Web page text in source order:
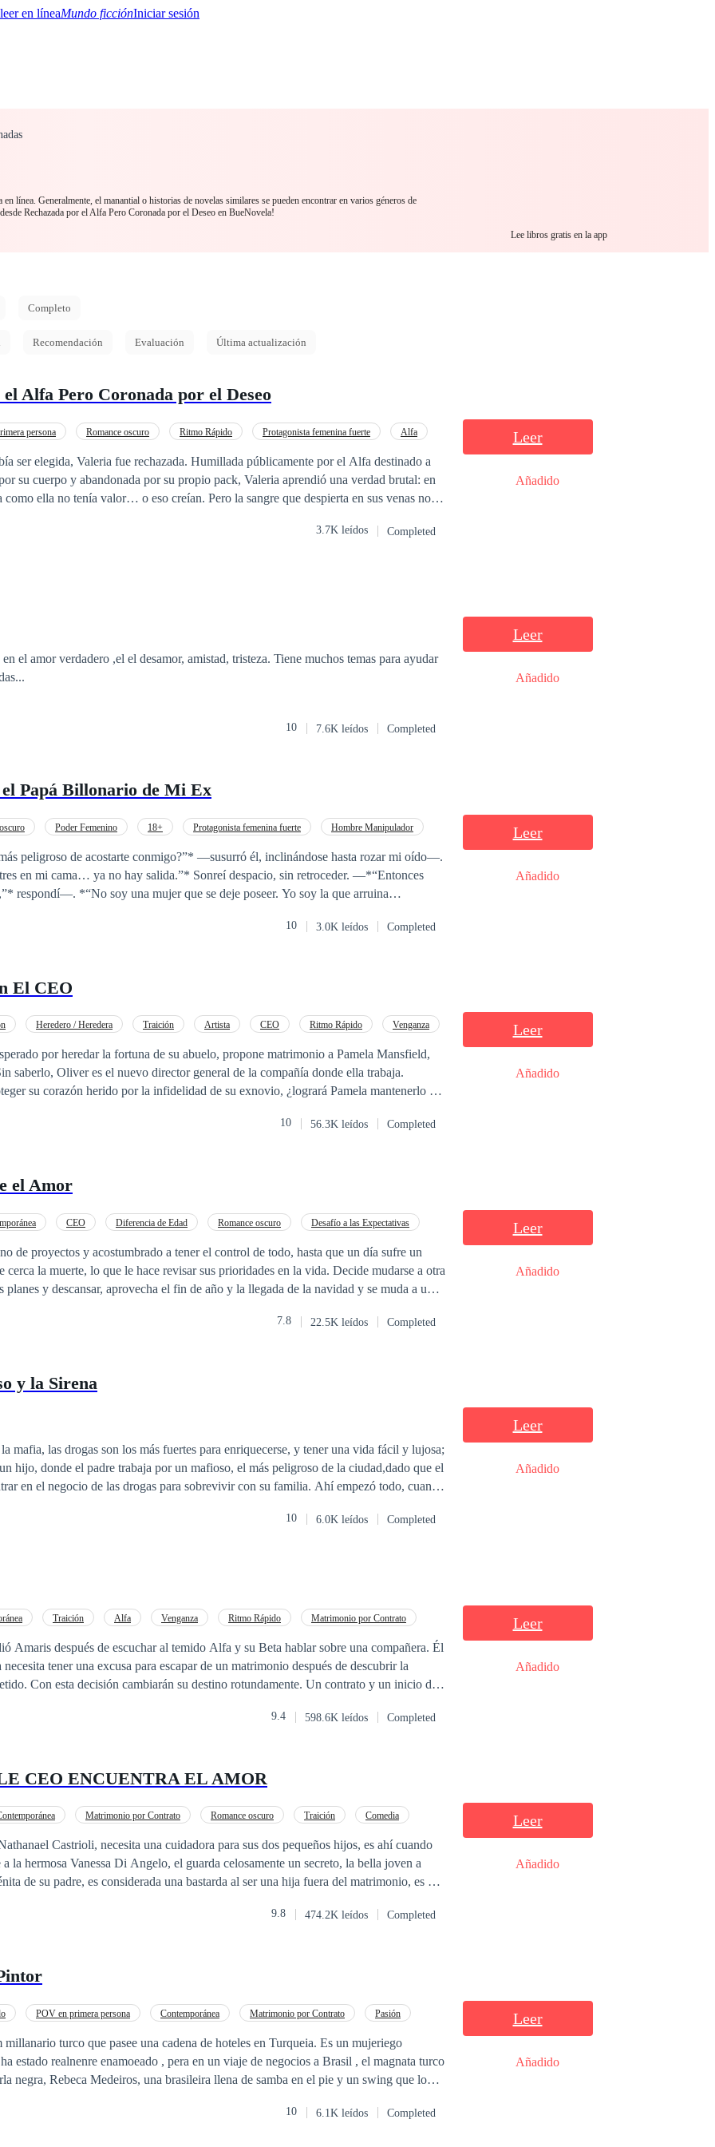
Mundo ficciónIniciar sesión
línea. Generalmente, el manantial o historias de novelas similares se pueden encontrar en varios géneros de
Rechazada por el Alfa Pero Coronada por el Deseo en BueNovela!
Lee libros gratis en la app
Completo
Recomendación Evaluación Última actualización
Alfa Pero Coronada por el Deseo
persona Romance oscuro Ritmo Rápido Protagonista femenina fuerte
Alfa
fue rechazada. Humillada públicamente por el Alfa destinado a
su cuerpo y abandonada por su propio pack, Valeria aprendió una verdad brutal: en
valor… o eso creían. Pero la sangre que despierta en sus venas no es
desprecio, cada burla y cada golpe. Los mismos alfas que la llamaron indigna
3.7K leídos Completed
Leer
Añadido
amistad, tristeza. Tiene muchos temas para ayudar
10 7.6K leídos Completed
Leer
Añadido
Papá Billonario de Mi Ex
Poder Femenino 18+ Protagonista femenina fuerte
Hombre Manipulador
peligroso de acostarte conmigo?”* —susurró él, inclinándose hasta rozar mi oído—.
no hay salida.”* Sonreí despacio, sin retroceder. —*“Entonces
respondí—. *“No soy una mujer que se deje poseer. Yo soy la que arruina
jamás imaginó que su propio padre —el CEO más temido del país— sería el
con
que prometen pecado, la línea entre venganza y deseo comienza a desmoronarse.
más cruel que la traición? Una historia oscura, intensa y adictiva,
y el corazón siempre paga el precio.
10 3.0K leídos Completed
Leer
Añadido
El CEO
Heredero / Heredera Traición Artista CEO Ritmo Rápido Venganza
por heredar la fortuna de su abuelo, propone matrimonio a Pamela Mansfield,
saberlo, Oliver es el nuevo director general de la compañía donde ella trabaja.
su corazón herido por la infidelidad de su exnovio, ¿logrará Pamela mantenerlo a
10 56.3K leídos Completed
Leer
Añadido
el Amor
CEO Diferencia de Edad Romance oscuro
Desafío a las Expectativas
de proyectos y acostumbrado a tener el control de todo, hasta que un día sufre un
cerca la muerte, lo que le hace revisar sus prioridades en la vida. Decide mudarse a otra
planes y descansar, aprovecha el fin de año y la llegada de la navidad y se muda a un
familiar del que se hizo cargo tras la muerte de sus padres. Inocente, correcta,
a su familia, pero ocurre un malentendido que los une y terminan involucrándose.
7.8 22.5K leídos Completed
Leer
Añadido
y la Sirena
mafia, las drogas son los más fuertes para enriquecerse, y tener una vida fácil y lujosa;
en el negocio de las drogas para sobrevivir con su familia. Ahí empezó todo, cuando
y adoptará al hijo de su víctima, así este niño se convertirá como hijo de este
enamora del joven y él de ella, ella se buscará la forma desesperada de ser humana, y
10 6.0K leídos Completed
Leer
Añadido
Traición Alfa Venganza Ritmo Rápido
Matrimonio por Contrato
Amaris después de escuchar al temido Alfa y su Beta hablar sobre una compañera. Él
tener una excusa para escapar de un matrimonio después de descubrir la
y un inicio de
9.4 598.6K leídos Completed
Leer
Añadido
CEO ENCUENTRA EL AMOR
Matrimonio por Contrato Romance oscuro Traición Comedia
Castrioli, necesita una cuidadora para sus dos pequeños hijos, es ahí cuando
Di Angelo, el guarda celosamente un secreto, la bella joven a
de su padre, es considerada una bastarda al ser una hija fuera del matrimonio, es por
desafortunadamente su hermano padece de leucemia, Vanessa trabaja de sol a
9.8 474.2K leídos Completed
Leer
Añadido
POV en primera persona Contemporánea Matrimonio por Contrato
Pasión
turco que pasee una cadena de hoteles en Turqueia. Es un mujeriego
realnenre enamoeado , pera en un viaje de negocios a Brasil , el magnata turco
negra, Rebeca Medeiros, una brasileira llena de samba en el pie y un swing que lo
intensa atraccioón por el turco y cedió sin pensa atracción por el turco y cedio sin
10 6.1K leídos Completed
Leer
Añadido